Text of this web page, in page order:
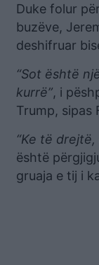
Duke folur
buzëve,
deshifruar
“Sot është
kurrë”, i
Trump, sipas
“Ke të drejtë,
është
gruaja e tij i